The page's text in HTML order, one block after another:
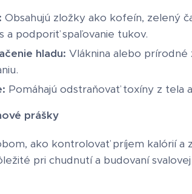
Obsahujú zložky ako kofeín, zelený
a podporiť spaľovanie tukov.
hladu: Vláknina alebo
Pomáhajú odstraňovať toxíny z tela
prášky
ako kontrolovať príjem kalórií a
pri chudnutí a budovaní